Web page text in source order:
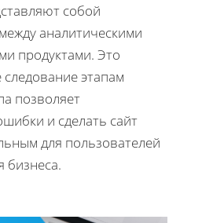
собой
аналитическими
продуктами. Это
этапам
позволяет
и сделать сайт
для пользователей
бизнеса.